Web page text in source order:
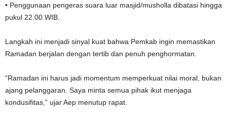
• Penggunaan pengeras suara luar masjid/musholla dibatasi hingga
pukul 22.00 WIB.
Langkah ini menjadi sinyal kuat bahwa Pemkab ingin memastikan
Ramadan berjalan dengan tertib dan penuh penghormatan.
“Ramadan ini harus jadi momentum memperkuat nilai moral, bukan
ajang pelanggaran. Saya minta semua pihak ikut menjaga
kondusifitas,” ujar Aep menutup rapat.